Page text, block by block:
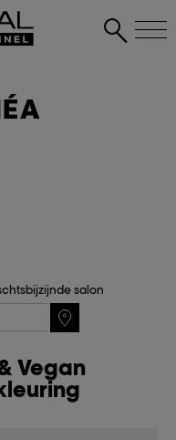
salon
Vegan